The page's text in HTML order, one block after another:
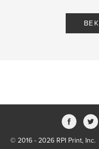
© 2016 - 2026 RPI Print, Inc.